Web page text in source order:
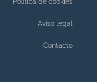
Aviso legal
Contacto